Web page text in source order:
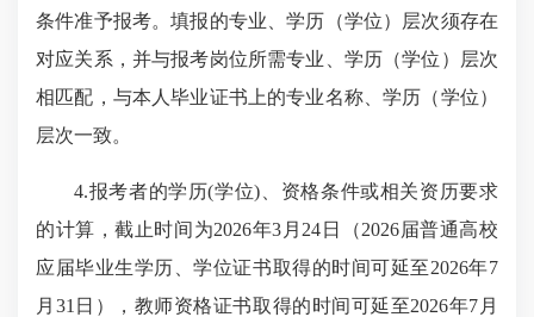
条件准予报考。填报的专业、学历（学位）层次须存在
对应关系，并与报考岗位所需专业、学历（学位）层次
相匹配，与本人毕业证书上的专业名称、学历（学位）
层次一致。
4.报考者的学历(学位) 、资格条件或相关资历要求
的计算，截止时间为2026年3 月 24 日（2026届普通高校
应届毕业生学历、学位证书取得的时间可延至2026年7
月 31 日），教师资格证书取得的时间可延至2026年7 月